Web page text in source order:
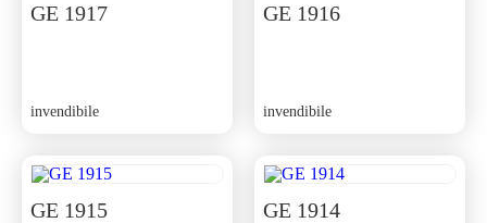
GE 1917
invendibile
GE 1916
invendibile
GE 1915 GE 1914